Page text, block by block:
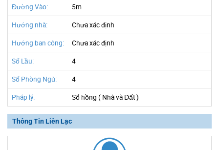
Đường Vào: 5m
Hướng nhà: Chưa xác định
Hướng ban công: Chưa xác định
Số Lầu: 4
Số Phòng Ngủ: 4
Pháp lý: Sổ hồng ( Nhà và Đất )
Thông Tin Liên Lạc